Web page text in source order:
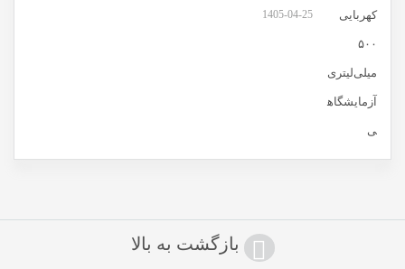
1405-04-25
بازگشت به بالا